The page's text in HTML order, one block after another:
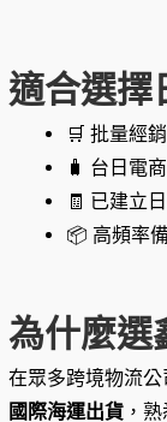
適合選擇
🛒 批量經
🧳 台日電
🧾 已建立
📦 高頻率
為什麼選
在眾多跨境物流公
國際海運出貨，熟